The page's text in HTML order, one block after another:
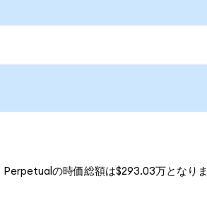
Perpetualの時価総額は$293.03万となりま